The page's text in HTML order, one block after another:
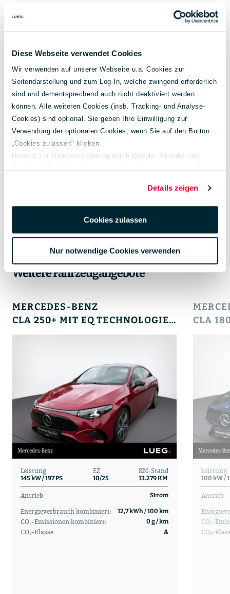
Diese Webseite verwendet Cookies
Wir verwenden auf unserer Webseite u.a. Cookies zur
Seitendarstellung und zum Log-In, welche zwingend erforderlich
sind und dementsprechend auch nicht deaktiviert werden
können. Alle weiteren Cookies (insb. Tracking- und Analyse-
Cookies) sind optional. Sie geben Ihre Einwilligung zur
Verwendung der optionalen Cookies, wenn Sie auf den Button
„Cookies zulassen" klicken.
Hinweis zur Datenverarbeitung durch Google, Youtube und
DSGVO zur Übermittlung in die USA zu. Hierbei besteht das
Risiko, dass Ihre Daten u. U. von US-Behörden zu Kontroll- und
Überwachungs-zwecken verarbeitet werden.
Details zeigen
Cookies zulassen
Nur notwendige Cookies verwenden
Emissionsangaben
Energieverbrauch
6,5 l/100 km
148 g/km
Weitere Fahrzeugangebote
MERCEDES-BENZ
CLA 250+ MIT EQ TECHNOLOGIE AMG+NIGHT+HUD+MULTIB
Leistung
145 kW / 197 PS
EZ
10/25
KM-Stand
13.279 KM
Antrieb Strom
Energieverbrauch kombiniert: 12,7 kWh / 100 km
CO₂-Emissionen kombiniert: 0 g / km
CO₂-Klasse: A
Leistung
100 kW /
Antrieb
CO₂-
CO₂-